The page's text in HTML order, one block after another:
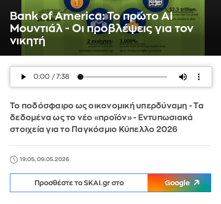
Bank of America: Το πρώτο AI
Μουντιάλ - Οι προβλέψεις για τον
νικητή
Το ποδόσφαιρο ως οικονομική υπερδύναμη - Τα
δεδομένα ως το νέο «προϊόν» - Εντυπωσιακά
στοιχεία για το Παγκόσμιο Κύπελλο 2026
19:05, 09.05.2026
Προσθέστε το SKAI.gr στο Google